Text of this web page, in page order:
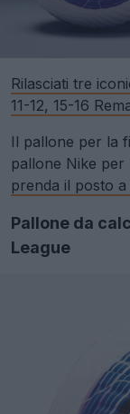
Rilasciati tre
11-12, 15-16
Il pallone per la
pallone Nike per
prenda il posto
Pallone da
League